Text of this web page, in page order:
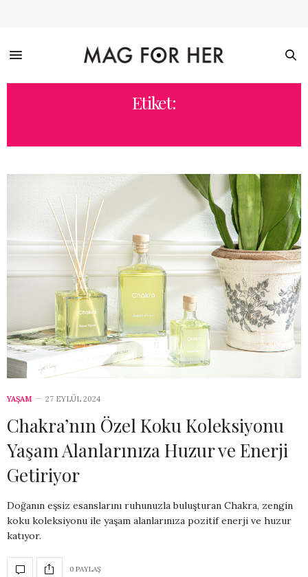
Etiket:
YAŞAM 27 EYLÜL 2024
Chakra’nın Özel Koku Koleksiyonu
Yaşam Alanlarınıza Huzur ve Enerji
Getiriyor
Doğanın eşsiz esanslarını ruhunuzla buluşturan Chakra, zengin
koku koleksiyonu ile yaşam alanlarınıza pozitif enerji ve huzur
katıyor.
0 PAYLAŞ